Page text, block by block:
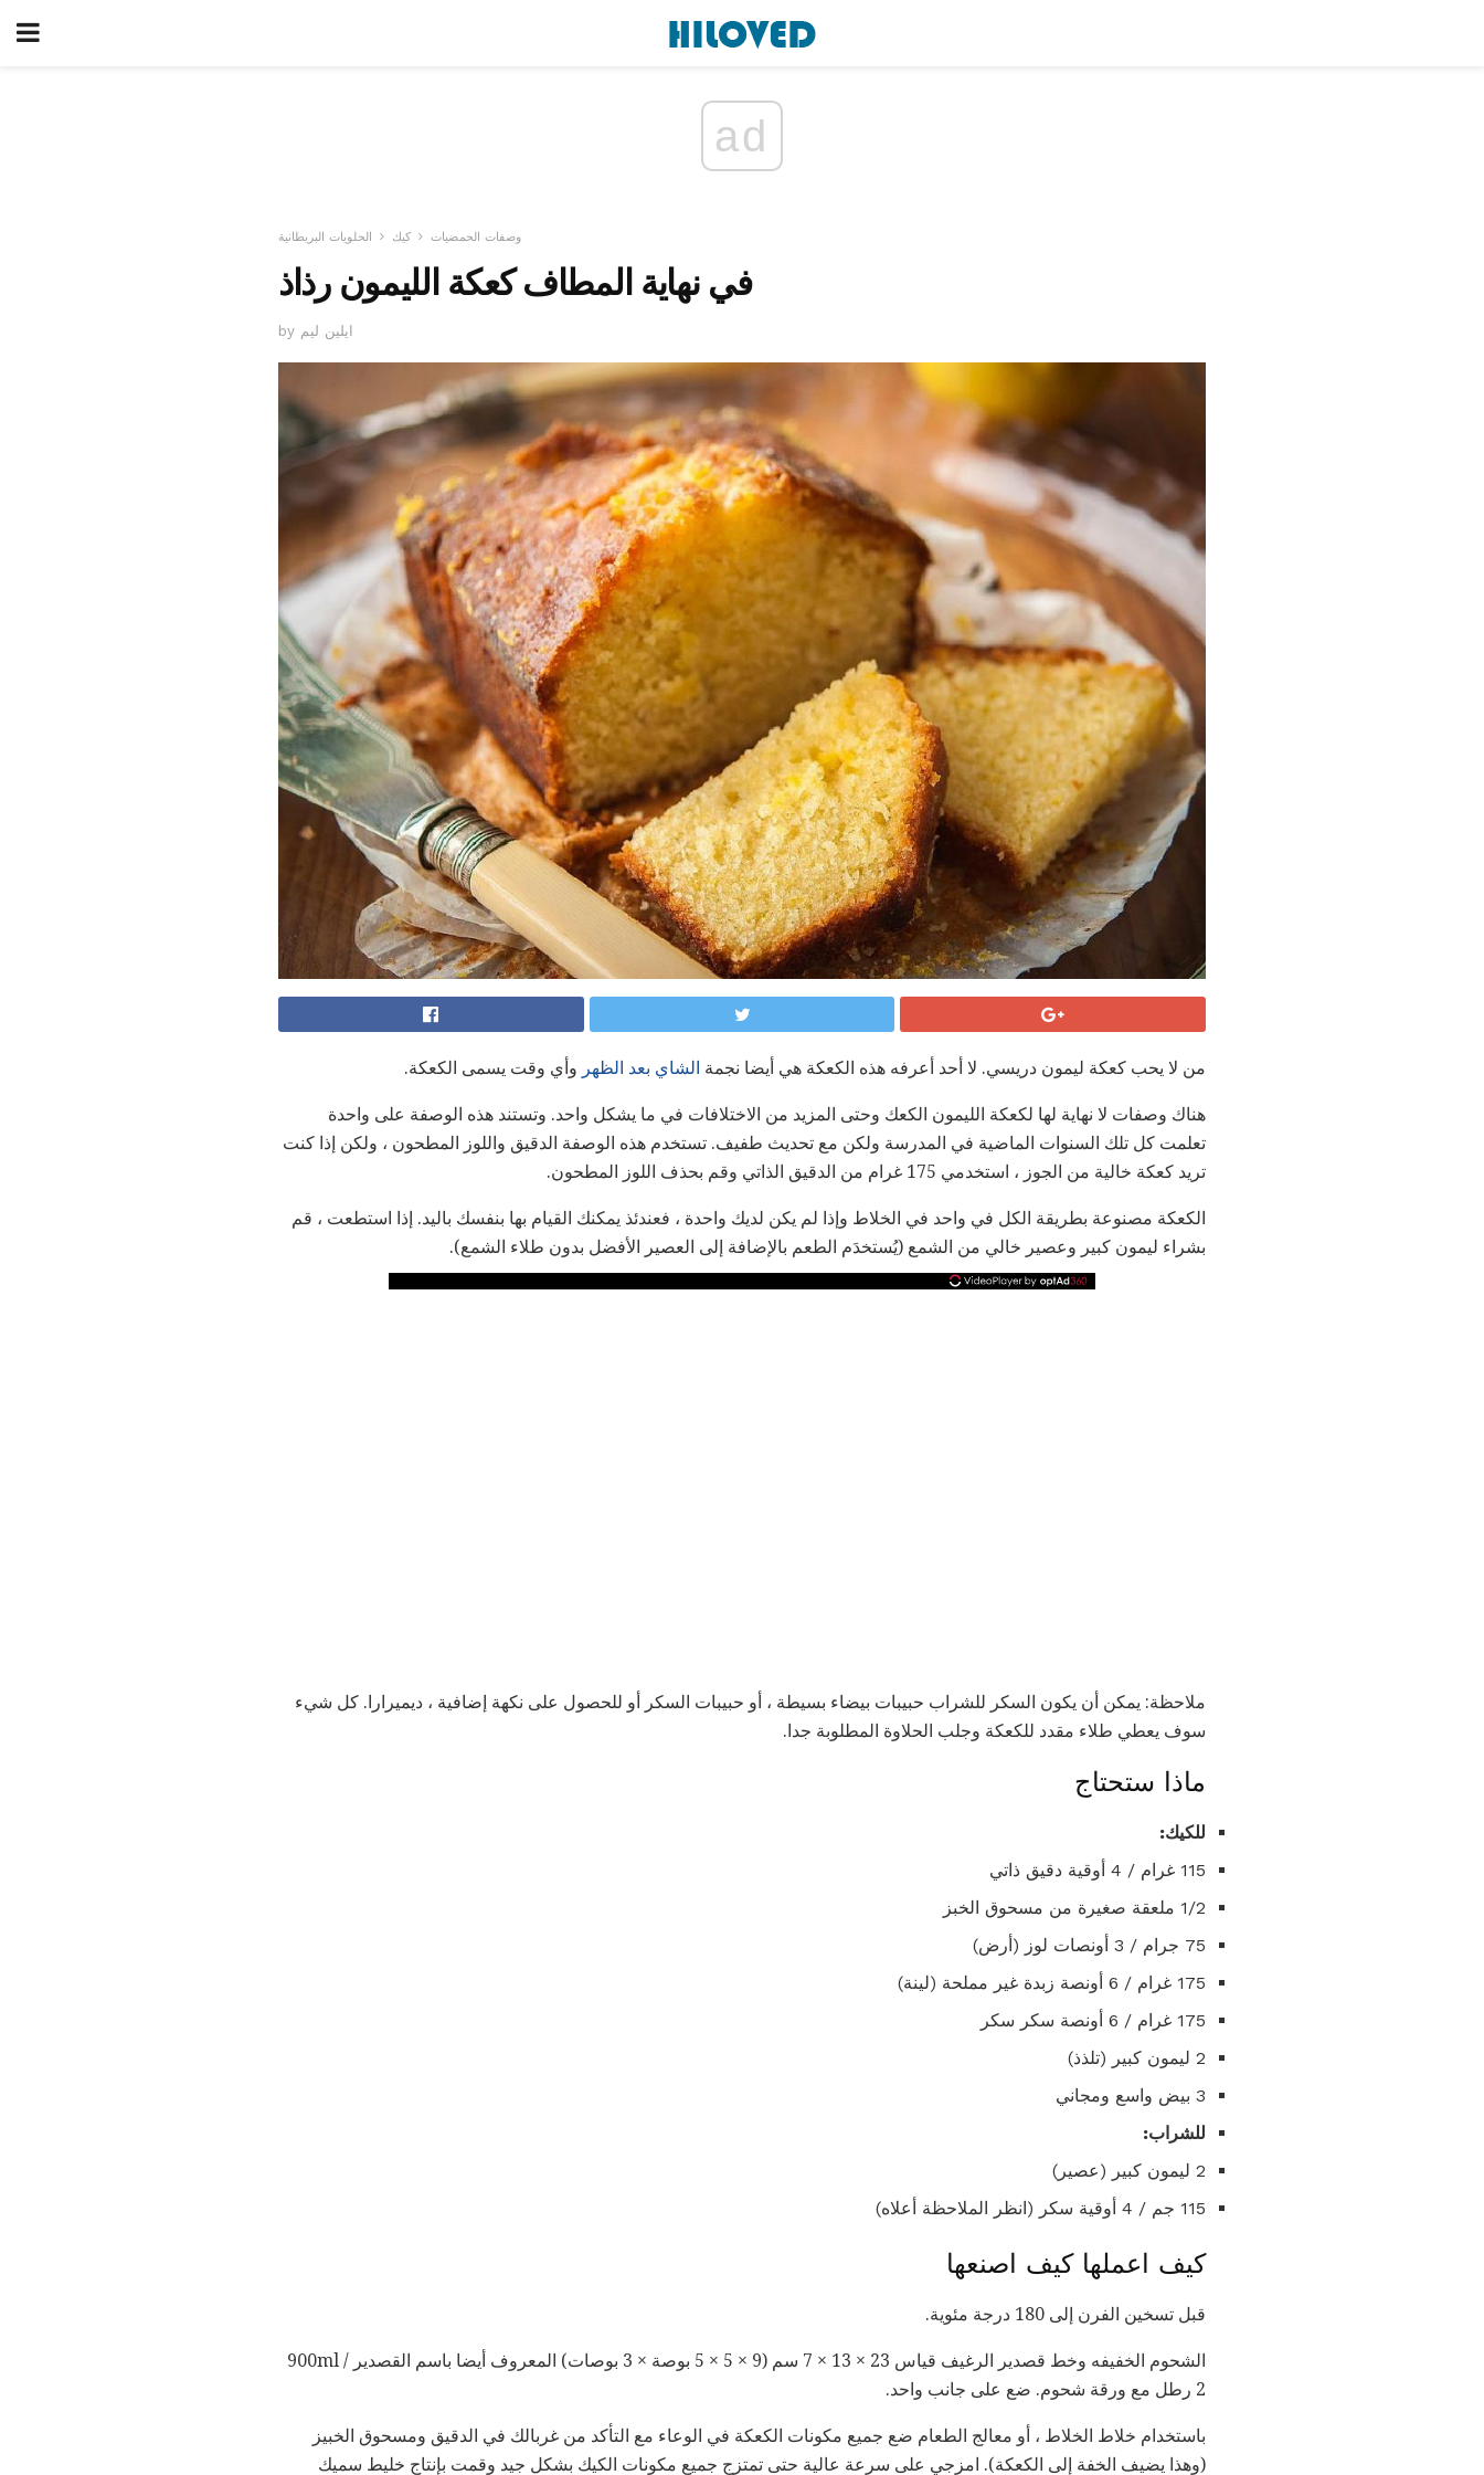
ad
وصفات الحمضيات كيك الحلويات البريطانية
في نهاية المطاف كعكة الليمون رذاذ
by ايلين ليم
من لا يحب كعكة ليمون دريسي. لا أحد أعرفه هذه الكعكة هي أيضا نجمة الشاي بعد الظهر وأي وقت يسمى الكعكة.
هناك وصفات لا نهاية لها لكعكة الليمون الكعك وحتى المزيد من الاختلافات في ما يشكل واحد. وتستند هذه الوصفة على واحدة
تعلمت كل تلك السنوات الماضية في المدرسة ولكن مع تحديث طفيف. تستخدم هذه الوصفة الدقيق واللوز المطحون ، ولكن إذا كنت
تريد كعكة خالية من الجوز ، استخدمي 175 غرام من الدقيق الذاتي وقم بحذف اللوز المطحون.
الكعكة مصنوعة بطريقة الكل في واحد في الخلاط وإذا لم يكن لديك واحدة ، فعندئذ يمكنك القيام بها بنفسك باليد. إذا استطعت ، قم
بشراء ليمون كبير وعصير خالي من الشمع (يُستخدَم الطعم بالإضافة إلى العصير الأفضل بدون طلاء الشمع).
ملاحظة: يمكن أن يكون السكر للشراب حبيبات بيضاء بسيطة ، أو حبيبات السكر أو للحصول على نكهة إضافية ، ديميرارا. كل شيء
سوف يعطي طلاء مقدد للكعكة وجلب الحلاوة المطلوبة جدا.
ماذا ستحتاج
للكيك:
115 غرام / 4 أوقية دقيق ذاتي
1/2 ملعقة صغيرة من مسحوق الخبز
75 جرام / 3 أونصات لوز (أرض)
175 غرام / 6 أونصة زبدة غير مملحة (لينة)
175 غرام / 6 أونصة سكر سكر
2 ليمون كبير (تلذذ)
3 بيض واسع ومجاني
للشراب:
2 ليمون كبير (عصير)
115 جم / 4 أوقية سكر (انظر الملاحظة أعلاه)
كيف اعملها كيف اصنعها
قبل تسخين الفرن إلى 180 درجة مئوية.
الشحوم الخفيفه وخط قصدير الرغيف قياس 23 × 13 × 7 سم (9 × 5 × 5 بوصة × 3 بوصات) المعروف أيضا باسم القصدير 900ml /
2 رطل مع ورقة شحوم. ضع على جانب واحد.
باستخدام خلاط الخلاط ، أو معالج الطعام ضع جميع مكونات الكعكة في الوعاء مع التأكد من غربالك في الدقيق ومسحوق الخبيز
(وهذا يضيف الخفة إلى الكعكة). امزجي على سرعة عالية حتى تمتزج جميع مكونات الكيك بشكل جيد وقمت بإنتاج خليط سميك